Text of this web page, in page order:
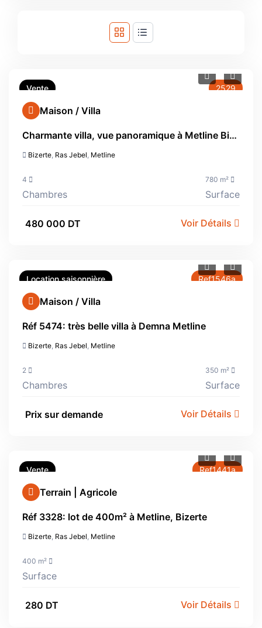
Vente 2529
Maison / Villa
Charmante villa, vue panoramique à Metline Bizerte
Bizerte, Ras Jebel, Metline
4
Chambres
780 m²
Surface
480 000 DT Voir Détails
Location saisonnière Ref1546a
Maison / Villa
Réf 5474: très belle villa à Demna Metline
Bizerte, Ras Jebel, Metline
2
Chambres
350 m²
Surface
Prix sur demande Voir Détails
Vente Ref1441a
Terrain | Agricole
Réf 3328: lot de 400m² à Metline, Bizerte
Bizerte, Ras Jebel, Metline
400 m²
Surface
280 DT Voir Détails